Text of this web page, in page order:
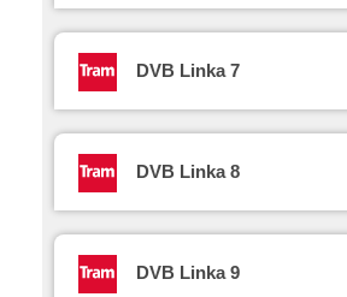
DVB Linka 7
DVB Linka 8
DVB Linka 9